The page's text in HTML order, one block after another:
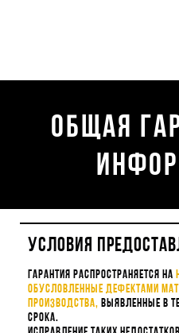
Общая
Гарантия распространяется на
обусловленные дефектами
производства, выявленные в
срока.
Условия